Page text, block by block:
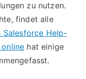
zu nutzen.
findet alle
Help-
hat einige